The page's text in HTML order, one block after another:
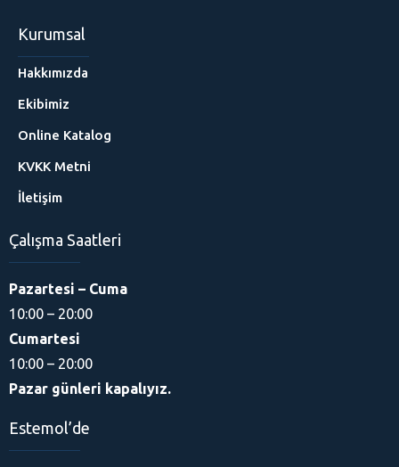
Kurumsal
Hakkımızda
Ekibimiz
Online Katalog
KVKK Metni
İletişim
Çalışma Saatleri
Pazartesi – Cuma
10:00 – 20:00
Cumartesi
10:00 – 20:00
Pazar günleri kapalıyız.
Estemol’de